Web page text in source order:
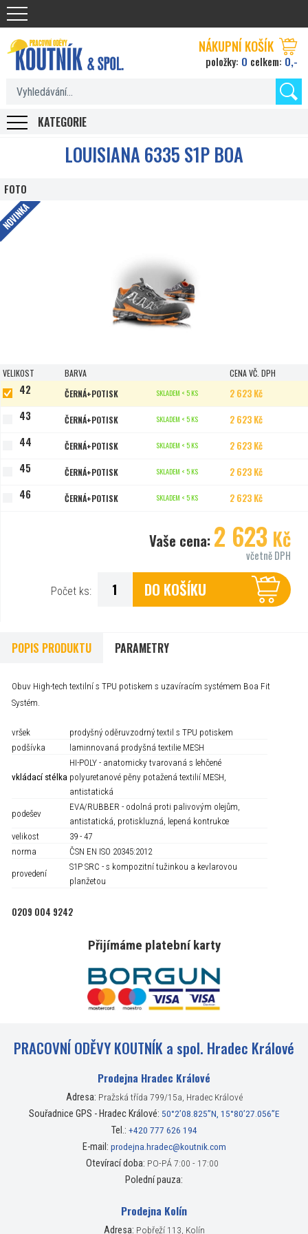
Koutnik.com
LOUISIANA 6335 S1P BOA
FOTO
NOVINKA
VELIKOST BARVA CENA VČ. DPH
42 ČERNÁ+POTISK SKLADEM < 5 KS 2 623 Kč
43 ČERNÁ+POTISK SKLADEM < 5 KS 2 623 Kč
44 ČERNÁ+POTISK SKLADEM < 5 KS 2 623 Kč
45 ČERNÁ+POTISK SKLADEM < 5 KS 2 623 Kč
46 ČERNÁ+POTISK SKLADEM < 5 KS 2 623 Kč
Vaše cena:2 623 Kč
včetně DPH
Počet ks: DO KOŠÍKU
POPIS PRODUKTU PARAMETRY
Obuv High-tech textilní s TPU potiskem s uzavíracím systémem Boa Fit
Systém.
vršek
prodyšný oděruvzodrný textil s TPU potiskem
podšívka
laminnovaná prodyšná textilie MESH
vkládací stélka
HI-POLY - anatomicky tvarovaná s lehčené
polyuretanové pěny potažená textilií MESH,
antistatická
podešev
EVA/RUBBER - odolná proti palivovým olejům,
antistatická, protiskluzná, lepená kontrukce
velikost
39 - 47
norma
ČSN EN ISO 20345:2012
provedení
S1P SRC - s kompozitní tužinkou a kevlarovou
planžetou
0209 004 9242
KATEGORIE
Přijímáme platební karty
NÁKUPNÍ KOŠÍK
položky: 0 celkem: 0,-
PRACOVNÍ ODĚVY KOUTNÍK a spol. Hradec Králové
Prodejna Hradec Králové
Adresa: Pražská třída 799/15a, Hradec Králové
Souřadnice GPS - Hradec Králové: 50°2’08.825”N, 15°80’27.056”E
Tel.: +420 777 626 194
E-mail: prodejna.hradec@koutnik.com
Otevírací doba: PO-PÁ 7:00 - 17:00
Polední pauza:
Prodejna Kolín
Adresa: Pobřeží 113, Kolín